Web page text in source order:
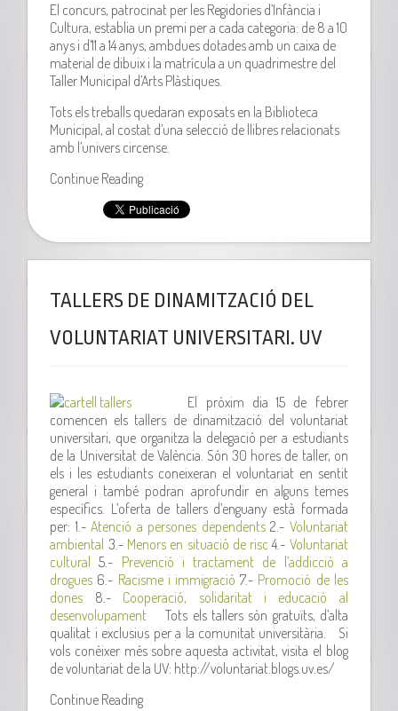
El concurs, patrocinat per les Regidories d’Infància i
Cultura, establia un premi per a cada categoria: de 8 a 10
anys i d’11 a 14 anys, ambdues dotades amb un caixa de
material de dibuix i la matrícula a un quadrimestre del
Taller Municipal d’Arts Plàstiques.
Tots els treballs quedaran exposats en la Biblioteca
Municipal, al costat d’una selecció de llibres relacionats
amb l’univers circense.
Continue Reading
TALLERS DE DINAMITZACIÓ DEL
VOLUNTARIAT UNIVERSITARI. UV
El pròxim dia 15 de febrer
comencen els tallers de dinamització del voluntariat
universitari, que organitza la delegació per a estudiants
de la Universitat de València. Són 30 hores de taller, on
els i les estudiants coneixeran el voluntariat en sentit
general i també podran aprofundir en alguns temes
específics. L’oferta de tallers d’enguany està formada
per: 1.-Atenció a persones dependents2.- Voluntariat
ambiental 3.-Menors en situació de risc4.- Voluntariat
cultural
5.- Prevenció i tractament de l’addicció a
drogues 6.- Racisme i immigració7.- Promoció de les
dones 8.-
Cooperació, solidaritat i educació al
desenvolupament
Tots els tallers són gratuïts, d’alta
qualitat i exclusius per a la comunitat universitària. Si
vols conèixer més sobre aquesta activitat, visita el blog
de voluntariat de la UV: http://voluntariat.blogs.uv.es/
Continue Reading